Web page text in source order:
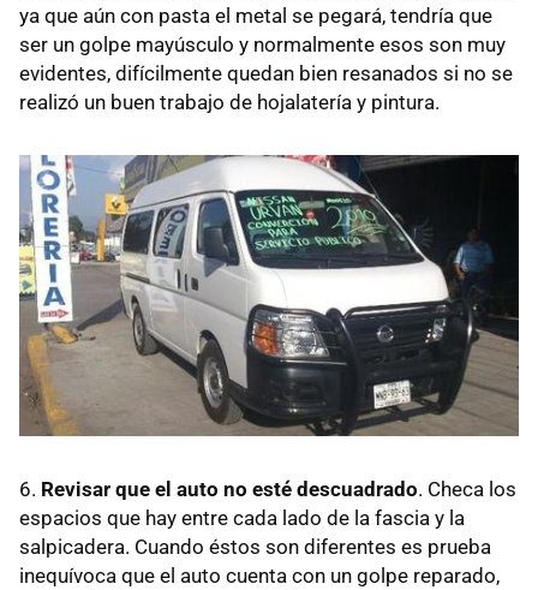
ya que aún con pasta el metal se pegará, tendría que
ser un golpe mayúsculo y normalmente esos son muy
evidentes, difícilmente quedan bien resanados si no se
realizó un buen trabajo de hojalatería y pintura.
6. Revisar que el auto no esté descuadrado. Checa los
espacios que hay entre cada lado de la fascia y la
salpicadera. Cuando éstos son diferentes es prueba
inequívoca que el auto cuenta con un golpe reparado,